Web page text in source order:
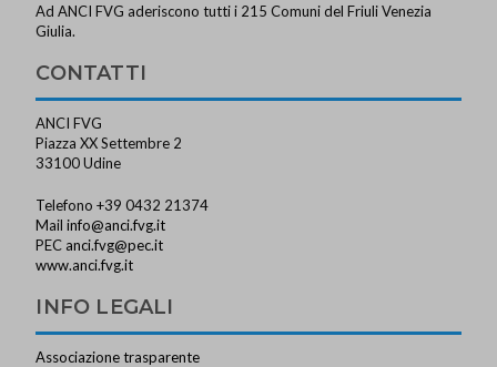
Ad ANCI FVG aderiscono tutti i 215 Comuni del Friuli Venezia
Giulia.
CONTATTI
ANCI FVG
Piazza XX Settembre 2
33100 Udine
Telefono +39 0432 21374
Mailinfo@anci.fvg.it
PEC anci.fvg@pec.it
www.anci.fvg.it
INFO LEGALI
Associazione trasparente